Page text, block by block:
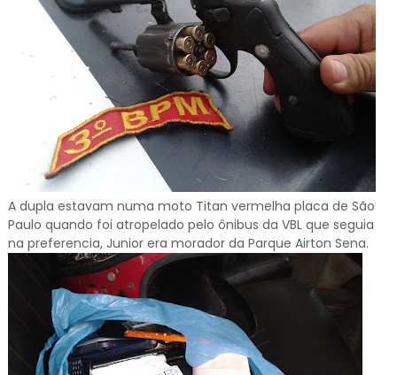
A dupla estavam numa moto Titan vermelha placa de São
Paulo quando foi atropelado pelo ônibus da VBL que seguia
na preferencia, Junior era morador da Parque Airton Sena.